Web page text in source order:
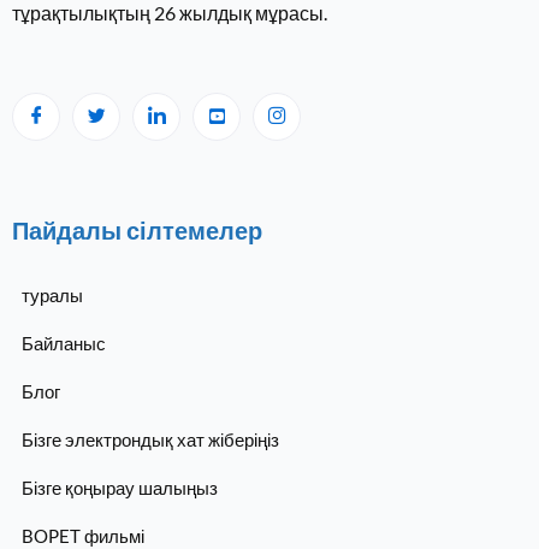
тұрақтылықтың 26 ​​жылдық мұрасы.
Пайдалы сілтемелер
туралы
Байланыс
Блог
Бізге электрондық хат жіберіңіз
Бізге қоңырау шалыңыз
BOPET фильмі